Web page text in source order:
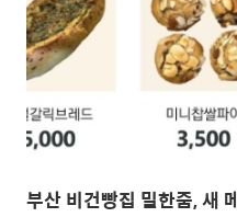
쑥떡콩떡 #단호박파운드 #초코
임자크림빵 준비되어있습니다
화점으로 오세요~^^ . 밀한줌 공
💕(@m..
부산 비건빵집 밀한줌, 새